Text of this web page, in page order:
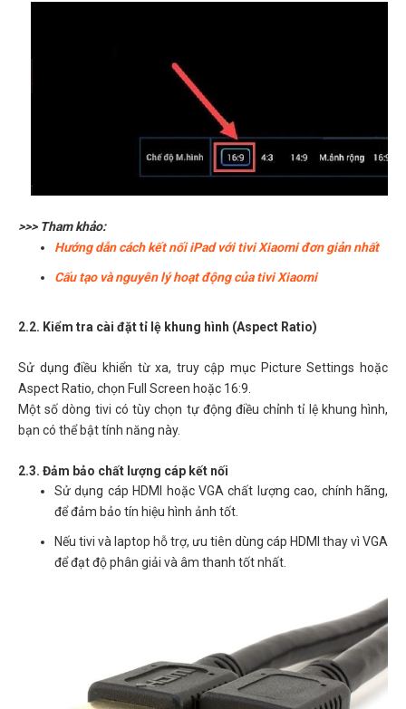
>>> Tham khảo:
Hướng dẫn cách kết nối iPad với tivi Xiaomi đơn giản nhất
Cấu tạo và nguyên lý hoạt động của tivi Xiaomi
2.2. Kiểm tra cài đặt tỉ lệ khung hình (Aspect Ratio)
Sử dụng điều khiển từ xa, truy cập mục Picture Settings hoặc
Aspect Ratio, chọn Full Screen hoặc 16:9.
Một số dòng tivi có tùy chọn tự động điều chỉnh tỉ lệ khung hình,
bạn có thể bật tính năng này.
2.3. Đảm bảo chất lượng cáp kết nối
Sử dụng cáp HDMI hoặc VGA chất lượng cao, chính hãng,
để đảm bảo tín hiệu hình ảnh tốt.
Nếu tivi và laptop hỗ trợ, ưu tiên dùng cáp HDMI thay vì VGA
để đạt độ phân giải và âm thanh tốt nhất.